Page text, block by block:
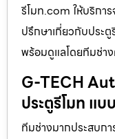
รีโมท.com ให้บริกา
ปรึกษาเกี่ยวกับประ
พร้อมดูแลโดยทีมช่า
G-TECH
ประตูรีโมท แ
ทีมช่างมากประสบก